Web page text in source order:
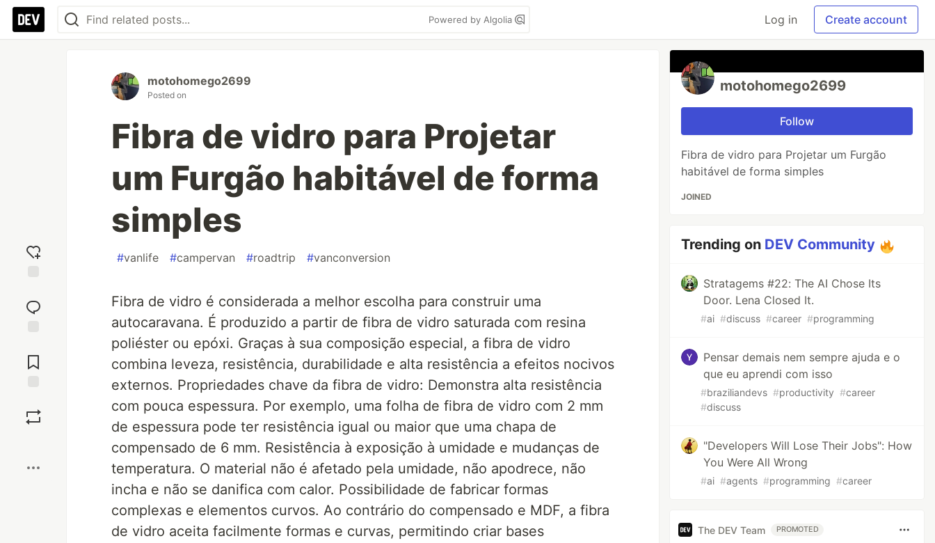
Powered by Algolia Log in Create account
reaction
Comments
motohomego2699
Posted on
Fibra de vidro para Projetar
um Furgão habitável de forma
simples
#vanlife #campervan #roadtrip #vanconversion
Fibra de vidro é considerada a melhor escolha para construir uma
autocaravana. É produzido a partir de fibra de vidro saturada com resina
poliéster ou epóxi. Graças à sua composição especial, a fibra de vidro
combina leveza, resistência, durabilidade e alta resistência a efeitos nocivos
externos. Propriedades chave da fibra de vidro: Demonstra alta resistência
com pouca espessura. Por exemplo, uma folha de fibra de vidro com 2 mm
de espessura pode ter resistência igual ou maior que uma chapa de
compensado de 6 mm. Resistência à exposição à umidade e mudanças de
temperatura. O material não é afetado pela umidade, não apodrece, não
incha e não se danifica com calor. Possibilidade de fabricar formas
complexas e elementos curvos. Ao contrário do compensado e MDF, a fibra
de vidro aceita facilmente formas e curvas, permitindo criar bases
motohomego2699
Follow
Fibra de vidro para Projetar um Furgão
habitável de forma simples
JOINED
Trending on DEV Community
Stratagems #22: The AI Chose Its
Door. Lena Closed It.
#ai #discuss #career #programming
Pensar demais nem sempre ajuda e o
que eu aprendi com isso
#braziliandevs #productivity #career
#discuss
"Developers Will Lose Their Jobs": How
You Were All Wrong
#ai #agents #programming #career
The DEV Team PROMOTED